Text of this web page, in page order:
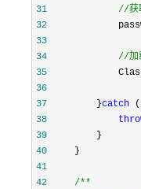
31
//获
32
33
34
//加
35
36
37
         }
catch
38
39
40
41
42
/**